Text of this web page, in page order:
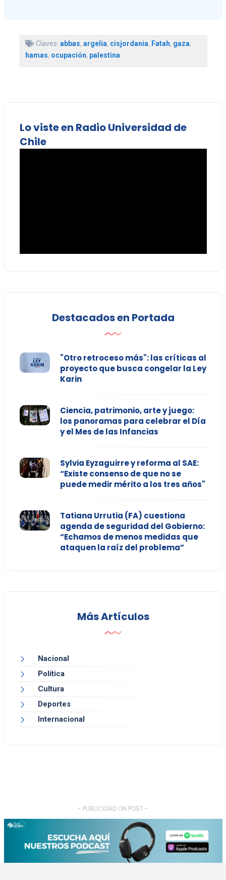
Claves: abbas, argelia, cisjordania, Fatah, gaza,
hamas, ocupación, palestina
Lo viste en Radio Universidad de
Chile
Destacados en Portada
"Otro retroceso más": las críticas al
proyecto que busca congelar la Ley
Karin
Ciencia, patrimonio, arte y juego:
los panoramas para celebrar el Día
y el Mes de las Infancias
Sylvia Eyzaguirre y reforma al SAE:
“Existe consenso de que no se
puede medir mérito a los tres años"
Tatiana Urrutia (FA) cuestiona
agenda de seguridad del Gobierno:
“Echamos de menos medidas que
ataquen la raíz del problema”
Más Artículos
Nacional
Política
Cultura
Deportes
Internacional
- PUBLICIDAD ON POST -